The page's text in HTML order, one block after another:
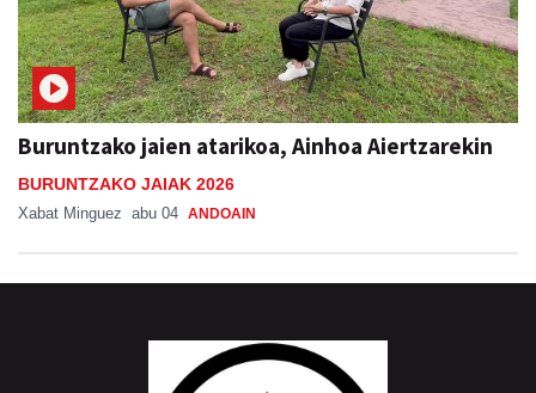
Buruntzako jaien atarikoa, Ainhoa Aiertzarekin
BURUNTZAKO JAIAK 2026
Xabat Minguez abu 04 ANDOAIN